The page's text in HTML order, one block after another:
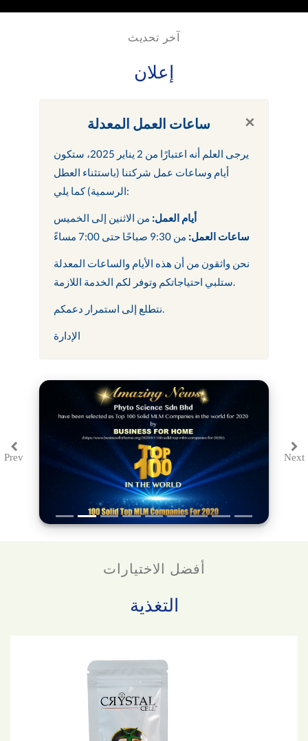
آخر تحديث
إعلان
× ساعات العمل المعدلة
يرجى العلم أنه اعتبارًا من 2 يناير 2025، ستكون
أيام وساعات عمل شركتنا (باستثناء العطل
الرسمية) كما يلي:
أيام العمل: من الاثنين إلى الخميس
ساعات العمل: من 9:30 صباحًا حتى 7:00 مساءً
نحن واثقون من أن هذه الأيام والساعات المعدلة
ستلبي احتياجاتكم وتوفر لكم الخدمة اللازمة.
نتطلع إلى استمرار دعمكم.
الإدارة
PrevPrevious Next
أفضل الاختيارات
التغذية